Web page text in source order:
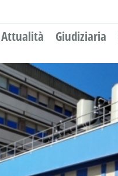
Attualità Giudiziaria